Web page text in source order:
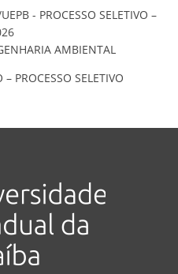
- PROCESSO SELETIVO –
AMBIENTAL
PROCESSO SELETIVO